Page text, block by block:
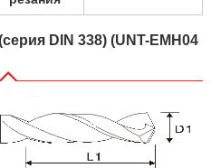
DIN 338) (UNT-EMH04